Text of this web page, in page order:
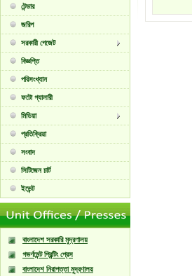
টেন্ডার
জরিপ
সরকারী গেজেট
বিজ্ঞপ্তি
পরিসংখ্যান
ফটো গ্যালারী
মিডিয়া
প্রতিক্রিয়া
সংবাদ
সিটিজেন চার্ট
ইভেন্ট
বাংলাদেশ সরকারি মুদ্রণালয়
গভর্ণমেন্ট প্রিন্টিং প্রেস
বাংলাদেশ নিরাপত্তা মুদ্রণালয়